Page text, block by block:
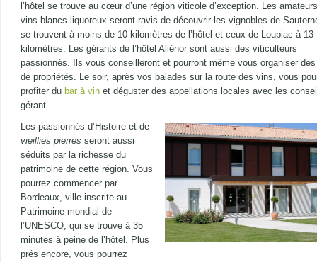
l’hôtel se trouve au cœur d’une région viticole d’exception. Les
vins blancs liquoreux seront ravis de découvrir les vignobles de
se trouvent à moins de 10 kilomètres de l’hôtel et ceux de Loupiac à 13
kilomètres. Les gérants de l’hôtel Aliénor sont aussi des viticulteurs
passionnés. Ils vous conseilleront et pourront même vous organiser
de propriétés. Le soir, après vos balades sur la route des vins, vous
profiter du bar à vin et déguster des appellations locales avec les
gérant.
Les passionnés d’Histoire et de
vieillies pierres seront aussi
séduits par la richesse du
patrimoine de cette région. Vous
pourrez commencer par
Bordeaux, ville inscrite au
Patrimoine mondial de
l’UNESCO, qui se trouve à 35
minutes à peine de l’hôtel. Plus
prés encore, vous pourrez